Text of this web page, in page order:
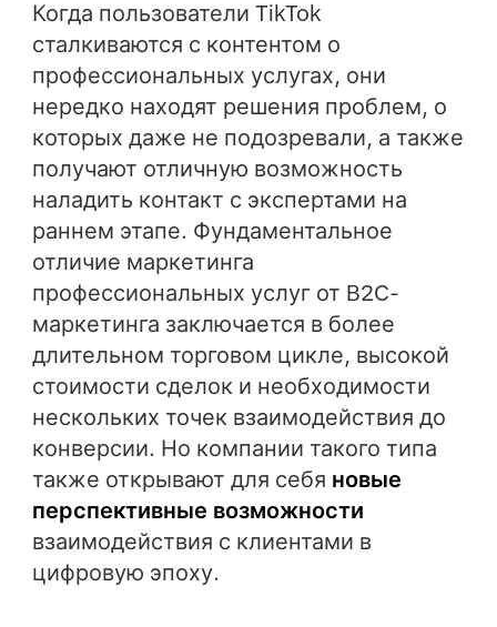
Когда пользователи TikTok
сталкиваются с контентом о
профессиональных услугах, они
нередко находят решения проблем, о
которых даже не подозревали, а также
получают отличную возможность
наладить контакт с экспертами на
раннем этапе. Фундаментальное
отличие маркетинга
профессиональных услуг от B2C-
маркетинга заключается в более
длительном торговом цикле, высокой
стоимости сделок и необходимости
нескольких точек взаимодействия до
конверсии. Но компании такого типа
также открывают для себя новые
перспективные возможности
взаимодействия с клиентами в
цифровую эпоху.